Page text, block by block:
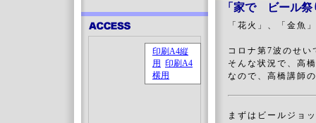
「家で ビール祭
「花火」、「金魚
コロナ第7波のせ
そんな状況で、高
なので、高橋講
まずはビールジョ